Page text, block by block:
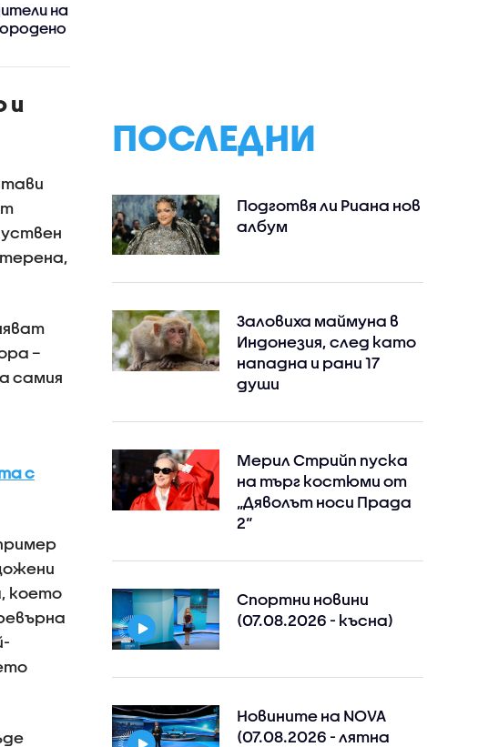
на
и
обвинения за
на бебето
и
терена,
–
самия
с
което
ПОСЛЕДНИ
Подготвя ли Риана нов
албум
Заловиха маймуна в
Индонезия, след като
нападна и рани 17
души
Мерил Стрийп пуска
на търг костюми от
„Дяволът носи Прада
2“
Спортни новини
(07.08.2026 - късна)
Новините на NOVA
(07.08.2026 - лятна